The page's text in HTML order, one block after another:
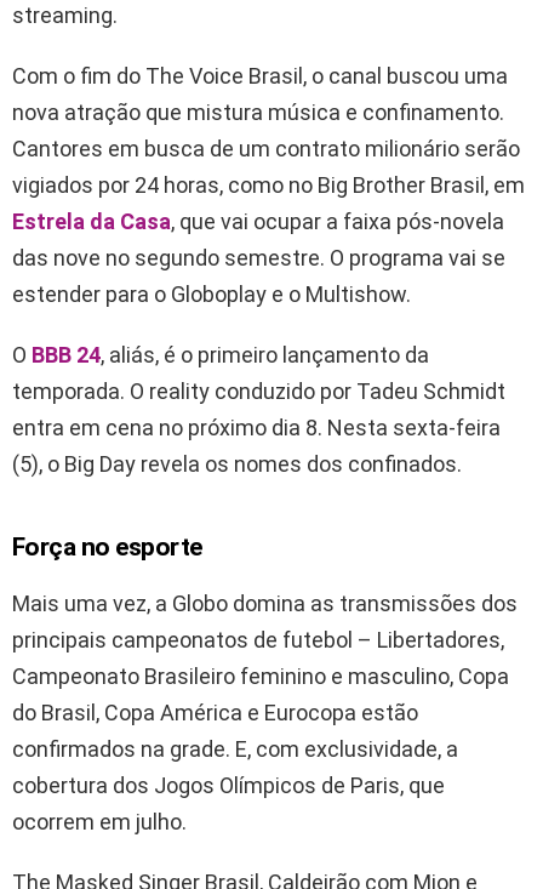
streaming.
Com o fim do The Voice Brasil, o canal buscou uma
nova atração que mistura música e confinamento.
Cantores em busca de um contrato milionário serão
vigiados por 24 horas, como no Big Brother Brasil, em
Estrela da Casa, que vai ocupar a faixa pós-novela
das nove no segundo semestre. O programa vai se
estender para o Globoplay e o Multishow.
O BBB 24, aliás, é o primeiro lançamento da
temporada. O reality conduzido por Tadeu Schmidt
entra em cena no próximo dia 8. Nesta sexta-feira
(5), o Big Day revela os nomes dos confinados.
Força no esporte
Mais uma vez, a Globo domina as transmissões dos
principais campeonatos de futebol – Libertadores,
Campeonato Brasileiro feminino e masculino, Copa
do Brasil, Copa América e Eurocopa estão
confirmados na grade. E, com exclusividade, a
cobertura dos Jogos Olímpicos de Paris, que
ocorrem em julho.
The Masked Singer Brasil, Caldeirão com Mion e